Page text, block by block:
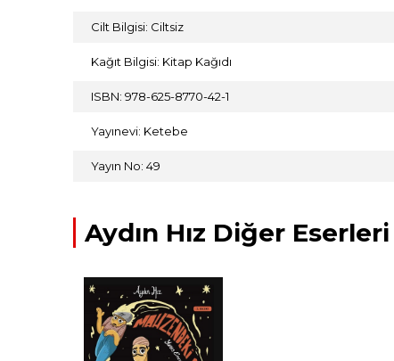
Cilt Bilgisi: Ciltsiz
Kağıt Bilgisi: Kitap Kağıdı
ISBN: 978-625-8770-42-1
Yayınevi: Ketebe
Yayın No: 49
Aydın Hız Diğer Eserleri